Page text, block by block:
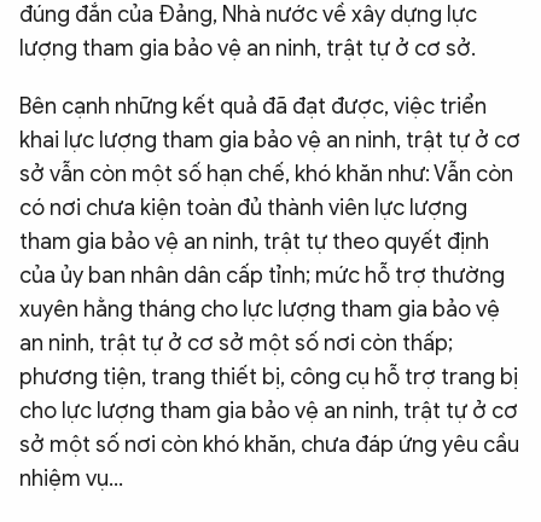
đúng đắn của Đảng, Nhà nước về xây dựng lực
lượng tham gia bảo vệ an ninh, trật tự ở cơ sở.
Bên cạnh những kết quả đã đạt được, việc triển
khai lực lượng tham gia bảo vệ an ninh, trật tự ở cơ
sở vẫn còn một số hạn chế, khó khăn như: Vẫn còn
có nơi chưa kiện toàn đủ thành viên lực lượng
tham gia bảo vệ an ninh, trật tự theo quyết định
của ủy ban nhân dân cấp tỉnh; mức hỗ trợ thường
xuyên hằng tháng cho lực lượng tham gia bảo vệ
an ninh, trật tự ở cơ sở một số nơi còn thấp;
phương tiện, trang thiết bị, công cụ hỗ trợ trang bị
cho lực lượng tham gia bảo vệ an ninh, trật tự ở cơ
sở một số nơi còn khó khăn, chưa đáp ứng yêu cầu
nhiệm vụ...